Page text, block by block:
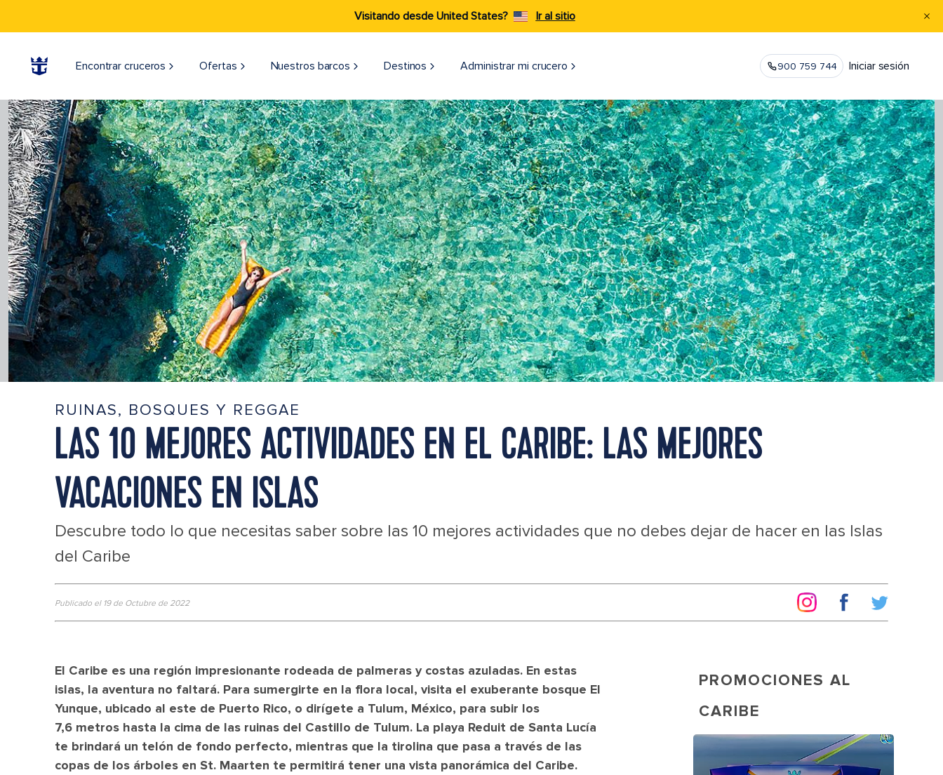
Visitando desde United States? Ir al sitio
Encontrar cruceros Ofertas Nuestros barcos Destinos Administrar mi crucero 900 759 744
Iniciar sesión
RUINAS, BOSQUES Y REGGAE
LAS 10 MEJORES ACTIVIDADES EN EL CARIBE: LAS MEJORES
VACACIONES EN ISLAS
Descubre todo lo que necesitas saber sobre las 10 mejores actividades que no debes dejar de hacer en las Islas
del Caribe
Publicado el 19 de Octubre de 2022
El Caribe es una región impresionante rodeada de palmeras y costas azuladas. En estas
islas, la aventura no faltará. Para sumergirte en la flora local, visita el exuberante bosque El
Yunque, ubicado al este de Puerto Rico, o dirígete a Tulum, México, para subir los
7,6 metros hasta la cima de las ruinas del Castillo de Tulum. La playa Reduit de Santa Lucía
te brindará un telón de fondo perfecto, mientras que la tirolina que pasa a través de las
copas de los árboles en St. Maarten te permitirá tener una vista panorámica del Caribe.
PROMOCIONES AL
CARIBE